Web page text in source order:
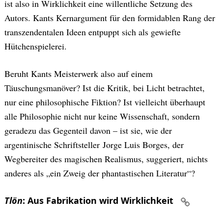
ist also in Wirklichkeit eine willentliche Setzung des
Autors. Kants Kernargument für den formidablen Rang der
transzendentalen Ideen entpuppt sich als gewiefte
Hütchenspielerei.
Beruht Kants Meisterwerk also auf einem
Täuschungsmanöver? Ist die Kritik, bei Licht betrachtet,
nur eine philosophische Fiktion? Ist vielleicht überhaupt
alle Philosophie nicht nur keine Wissenschaft, sondern
geradezu das Gegenteil davon – ist sie, wie der
argentinische Schriftsteller Jorge Luis Borges, der
Wegbereiter des magischen Realismus, suggeriert, nichts
anderes als „ein Zweig der phantastischen Literatur“?
Tlön: Aus Fabrikation wird Wirklichkeit